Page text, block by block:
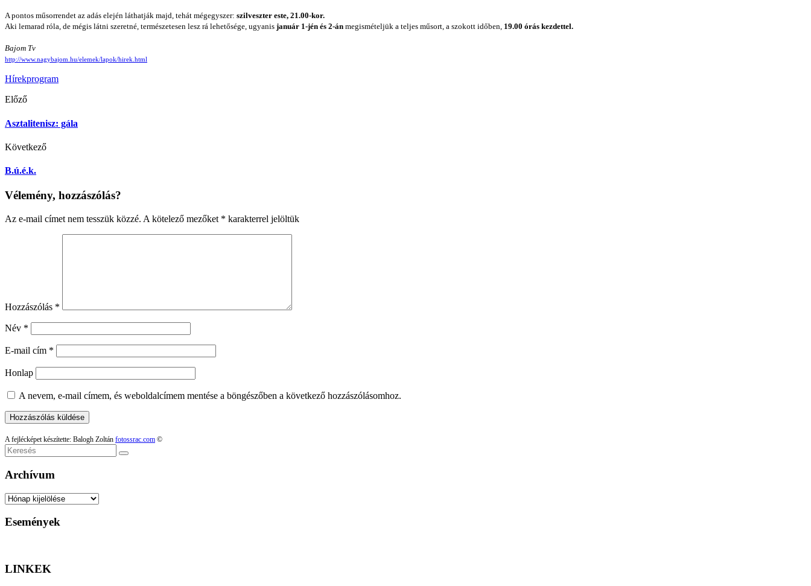
A pontos műsorrendet az adás elején láthatják majd, tehát mégegyszer: szilveszter este, 21.00-kor.
Aki lemarad róla, de mégis látni szeretné, természetesen lesz rá lehetősége, ugyanis január 1-jén és 2-án megismételjük a teljes műsort, a szokott időben, 19.00 órás kezdettel.
Bajom Tv
http://www.nagybajom.hu/elemek/lapok/hirek.html
Hírekprogram
Előző
Asztalitenisz: gála
Következő
B.ú.é.k.
Vélemény, hozzászólás?
Az e-mail címet nem tesszük közzé. A kötelező mezőket * karakterrel jelöltük
Hozzászólás *
Név *
E-mail cím *
Honlap
A nevem, e-mail címem, és weboldalcímem mentése a böngészőben a következő hozzászólásomhoz.
A fejlécképet készítette: Balogh Zoltán fotossrac.com ©
Keresés
Archívum
Archívum
Események
LINKEK